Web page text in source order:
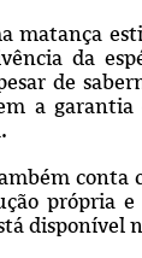
matança
da
de
a
própria
disponível